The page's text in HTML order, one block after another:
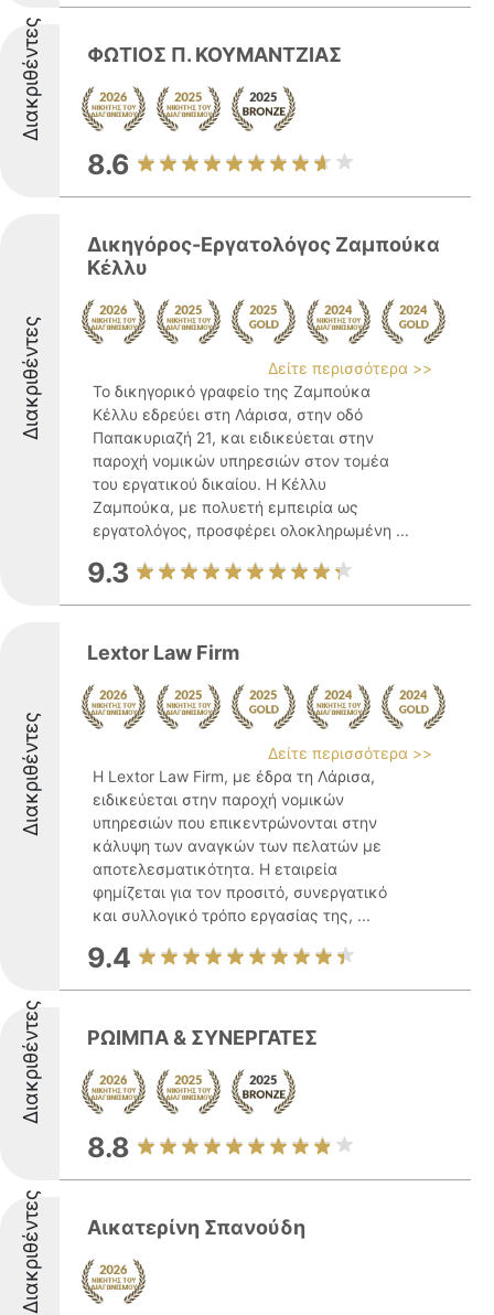
Διακριθέντες ΦΩΤΙΟΣ Π. ΚΟΥΜΑΝΤΖΙΑΣ
8.6
Διακριθέντες
Δικηγόρος-Εργατολόγος Ζαμπούκα
Κέλλυ
Δείτε περισσότερα >>
Το δικηγορικό γραφείο της Ζαμπούκα
Κέλλυ εδρεύει στη Λάρισα, στην οδό
Παπακυριαζή 21, και ειδικεύεται στην
παροχή νομικών υπηρεσιών στον τομέα
του εργατικού δικαίου. Η Κέλλυ
Ζαμπούκα, με πολυετή εμπειρία ως
εργατολόγος, προσφέρει ολοκληρωμένη ...
9.3
Διακριθέντες
Lextor Law Firm
Δείτε περισσότερα >>
Η Lextor Law Firm, με έδρα τη Λάρισα,
ειδικεύεται στην παροχή νομικών
υπηρεσιών που επικεντρώνονται στην
κάλυψη των αναγκών των πελατών με
αποτελεσματικότητα. Η εταιρεία
φημίζεται για τον προσιτό, συνεργατικό
και συλλογικό τρόπο εργασίας της, ...
9.4
Διακριθέντες ΡΩΙΜΠΑ & ΣΥΝΕΡΓΑΤΕΣ
8.8
Διακριθέντες Αικατερίνη Σπανούδη